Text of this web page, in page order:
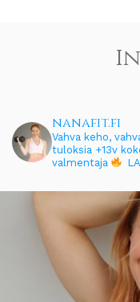
nanafit.fi
Vahva keho,
tuloksia +13v
valmentaja